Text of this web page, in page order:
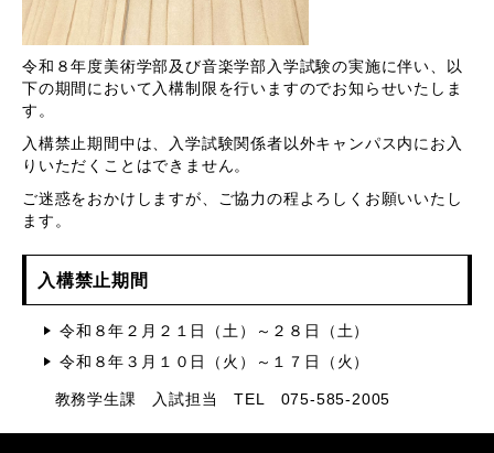
令和８年度美術学部及び音楽学部入学試験の実施に伴い、以
下の期間において入構制限を行いますのでお知らせいたしま
す。
入構禁止期間中は、入学試験関係者以外キャンパス内にお入
りいただくことはできません。
ご迷惑をおかけしますが、ご協力の程よろしくお願いいたし
ます。
入構禁止期間
令和８年２月２１日（土）～２８日（土）
令和８年３月１０日（火）～１７日（火）
教務学生課 入試担当 TEL 075-585-2005